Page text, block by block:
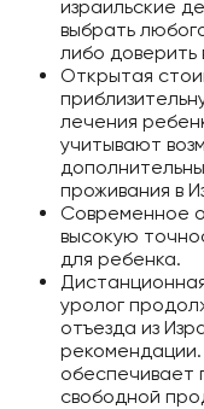
израильские
выбрать
либо
Открытая
лечения
учитывают
проживания в
Современное
высокую
для ребенка.
уролог
отъезда из
обеспечивает
свободной